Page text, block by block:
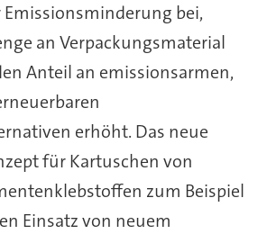
bei,
an Verpackungsmaterial
Anteil an emissionsarmen,
erhöht. Das neue
für Kartuschen von
zum Beispiel
Einsatz von neuem